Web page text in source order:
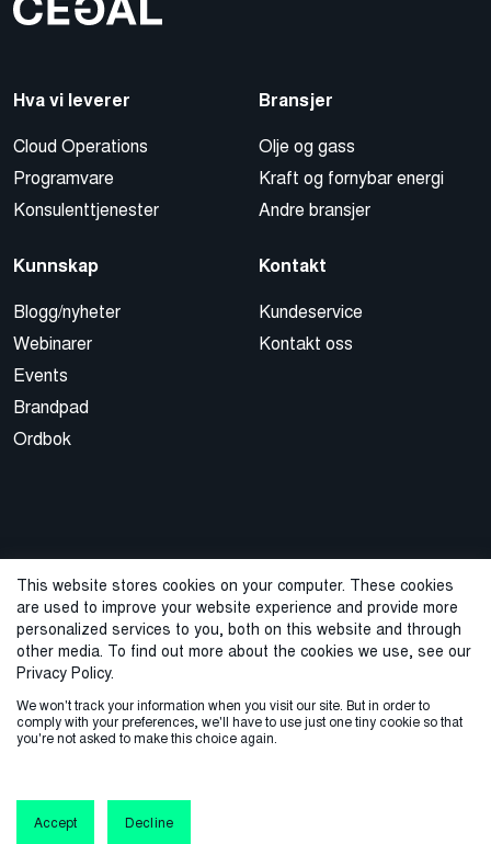
This website stores cookies on your computer. These cookies
are used to improve your website experience and provide more
personalized services to you, both on this website and through
other media. To find out more about the cookies we use, see our
Privacy Policy.
We won't track your information when you visit our site. But in order to
comply with your preferences, we'll have to use just one tiny cookie so that
you're not asked to make this choice again.
Accept Decline
Hva vi leverer
Cloud Operations
Programvare
Konsulenttjenester
Bransjer
Olje og gass
Kraft og fornybar energi
Andre bransjer
Kunnskap
Blogg/nyheter
Webinarer
Events
Brandpad
Ordbok
Kontakt
Kundeservice
Kontakt oss
© 2026 Cegal
Privacy Policy
ISO-sertifisering Varslingstjeneste